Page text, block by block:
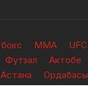
бокс ММА UFC
Футзал Актобе
Астана Ордабасы